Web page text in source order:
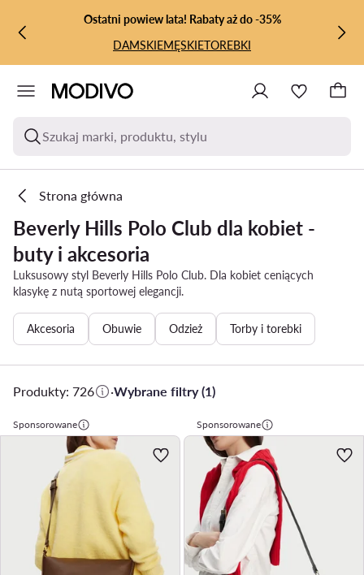
PRZEJDŹ DO GŁÓWNEJ ZAWARTOŚCI
PRZEJDŹ DO WYSZUKIWANIA
Ostatni powiew lata! Rabaty aż do -35%
DAMSKIEMĘSKIETOREBKI
Szukaj marki, produktu, stylu
Strona główna
Beverly Hills Polo Club dla kobiet -
buty i akcesoria
Luksusowy styl Beverly Hills Polo Club. Dla kobiet ceniących
klasykę z nutą sportowej elegancji.
Akcesoria Obuwie Odzież Torby i torebki
Produkty: 726 ·Wybrane filtry (1)
Sponsorowane Sponsorowane